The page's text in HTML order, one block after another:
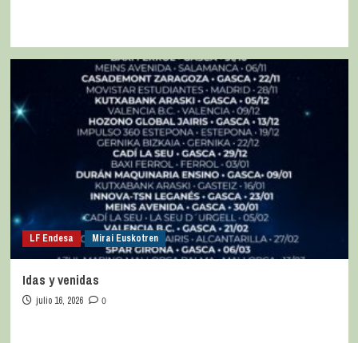
LF Endesa Mirai Euskotren
Idas y venidas
julio 16, 2026 0